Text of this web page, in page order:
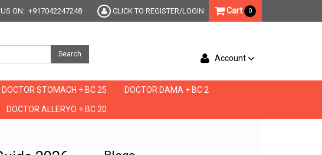
ON: +917042247248 CLICK TO REGISTER/LOGIN Cart 0
Search Account
DOCTOR STOMACH + BC 25 DOCTOR DAMA + BC 2
DOCTOR ALLERYO + BC 20